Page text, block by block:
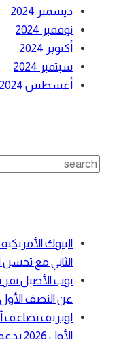
ديسمبر 2024
نوفمبر 2024
أكتوبر 2024
سبتمبر 2024
أغسطس 2024
Search
البنوك الأمريكية
الثاني مع تحسن
عن النصف الأول 2026
الأول 2026 بدعم ارتفاع أسعار زيوت الأساس